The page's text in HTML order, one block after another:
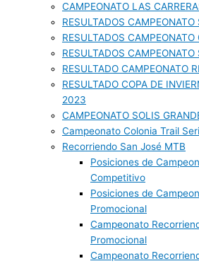
CAMPEONATO LAS
RESULTADOS
RESULTADOS
RESULTADOS
RESULTADO CAMPEONATO
RESULTADO COPA DE
2023
CAMPEONATO SOLIS
Campeonato Colonia Trail
Recorriendo San José MTB
Posiciones de
Competitivo
Posiciones de
Promocional
Campeonato
Promocional
Campeonato